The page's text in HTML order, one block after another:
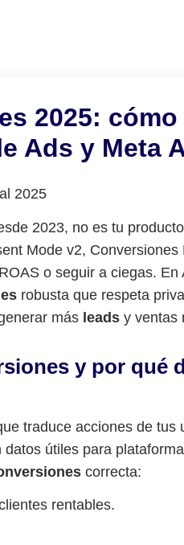
2025:
Ads y Meta
2023, no es tu
Mode v2,
o seguir a ciegas. En
robusta que respeta
más leads y ventas
y por qué
traduce acciones de tus
útiles para
correcta:
rentables.